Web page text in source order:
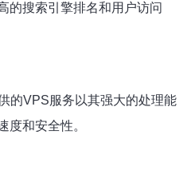
的搜索引擎排名和用户访问
的VPS服务以其强大的处理能
和安全性。